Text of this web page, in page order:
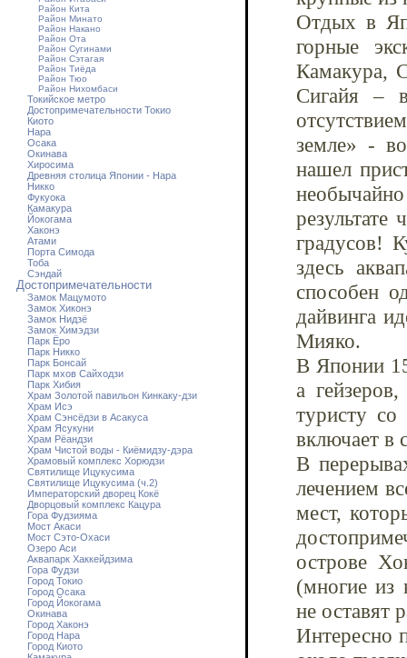
Район Кита
Район Минато
Район Накано
Район Ота
Район Сугинами
Район Сэтагая
Район Тиёда
Район Тюо
Район Нихомбаси
Токийское метро
Достопримечательности Токио
Киото
Нара
Осака
Окинава
Хиросима
Древняя столица Японии - Нара
Никко
Фукуока
Камакура
Йокогама
Хаконэ
Атами
Порта Симода
Тоба
Сэндай
Достопримечательности
Замок Мацумото
Замок Хиконэ
Замок Нидзё
Замок Химэдзи
Парк Ёро
Парк Никко
Парк Бонсай
Парк мхов Сайходзи
Парк Хибия
Храм Золотой павильон Кинкаку-дзи
Храм Исэ
Храм Сэнсёдзи в Асакуса
Храм Ясукуни
Храм Рёандзи
Храм Чистой воды - Киёмидзу-дэра
Храмовый комплекс Хорюдзи
Святилище Ицукусима
Святилище Ицукусима (ч.2)
Императорский дворец Кокё
Дворцовый комплекс Кацура
Гора Фудзияма
Мост Акаси
Мост Сэто-Охаси
Озеро Аси
Аквапарк Хаккейдзима
Гора Фудзи
Город Токио
Город Осака
Город Йокогама
Окинава
Город Хаконэ
Город Нара
Город Киото
Отдых в
горные
Камакура,
Сигайя –
земле» -
нашел
градусов!
здесь
способен
дайвинга
Мияко.
В Японии
а
туристу
включает в
В
лечением
мест,
острове
(многие из
не оставят
Интересно